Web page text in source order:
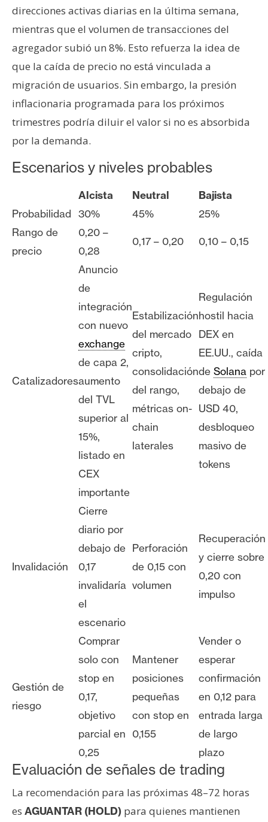
direcciones activas diarias en la última semana,
mientras que el volumen de transacciones del
agregador subió un 8%. Esto refuerza la idea de
que la caída de precio no está vinculada a
migración de usuarios. Sin embargo, la presión
inflacionaria programada para los próximos
trimestres podría diluir el valor si no es absorbida
por la demanda.
Escenarios y niveles probables
Alcista Neutral
Bajista
Probabilidad
30% 45%
25%
Rango de
precio
0,20 –
0,28
0,17 – 0,20 0,10 – 0,15
Catalizadores
Anuncio
de
integración
con nuevo
exchange
de capa 2,
aumento
del TVL
superior al
15%,
listado en
CEX
importante
Estabilización
del mercado
cripto,
consolidación
del rango,
métricas on-
chain
laterales
Regulación
hostil hacia
DEX en
EE.UU., caída
de Solana por
debajo de
USD 40,
desbloqueo
masivo de
tokens
Invalidación
Cierre
diario por
debajo de
0,17
invalidaría
el
escenario
Perforación
de 0,15 con
volumen
Recuperación
y cierre sobre
0,20 con
impulso
Gestión de
riesgo
Comprar
solo con
stop en
0,17,
objetivo
parcial en
0,25
Mantener
posiciones
pequeñas
con stop en
0,155
Vender o
esperar
confirmación
en 0,12 para
entrada larga
de largo
plazo
Evaluación de señales de trading
La recomendación para las próximas 48–72 horas
es AGUANTAR (HOLD) para quienes mantienen